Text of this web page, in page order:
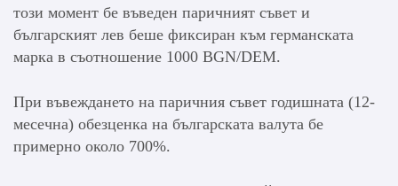
този момент бе въведен паричният съвет и
българският лев беше фиксиран към германската
марка в съотношение 1000 BGN/DEM.
При въвеждането на паричния съвет годишната (12-
месечна) обезценка на българската валута бе
примерно около 700%.